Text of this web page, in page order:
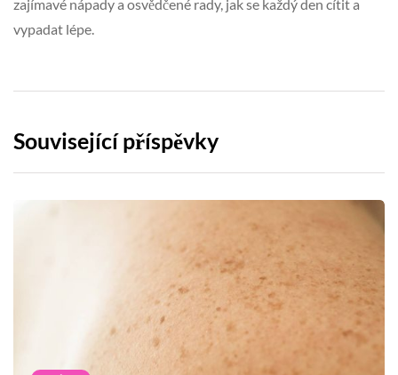
zajímavé nápady a osvědčené rady, jak se každý den cítit a
vypadat lépe.
Související příspěvky